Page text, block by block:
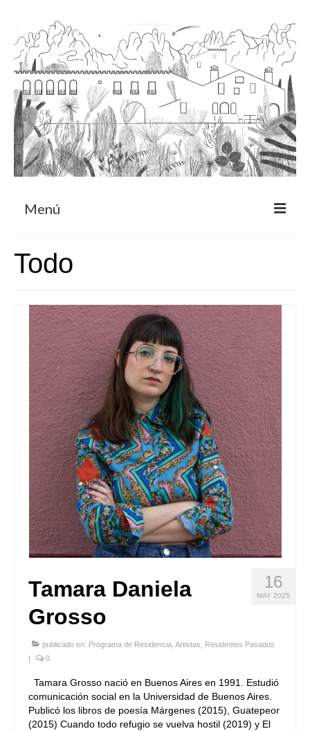
Menú
Programa de residencia
CRUCERO
Quedate con nosotras
Archivo
Contacto
Idioma:
Todo
16
MAY 2025
Tamara Daniela
Grosso
publicado en: Programa de Residencia Artistas
Residentes Pasados
|
0
Tamara Grosso nació en Buenos Aires en 1991. Estudió
comunicación social en la Universidad de Buenos Aires.
Publicó los libros de poesía Márgenes (2015), Guatepeor
(2015) Cuando todo refugio se vuelva hostil (2019) y El